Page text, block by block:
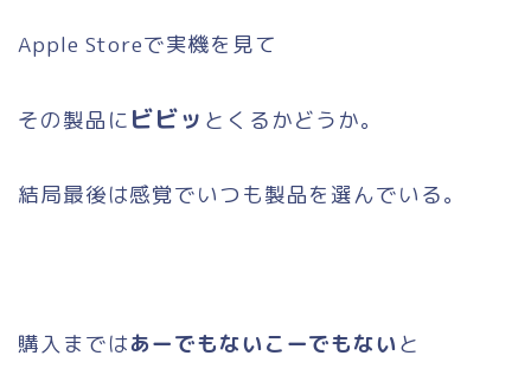
Apple Storeで実機を見て
その製品に ビビッ とくるかどうか。
結局最後は感覚でいつも製品を選んでいる。
購入まではあーでもないこーでもないと